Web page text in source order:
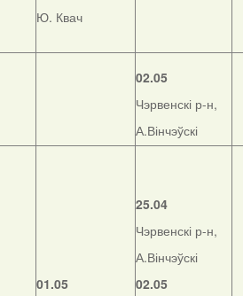
Ю. Квач
02.05
Чэрвенскі р-н,
А.Вінчэўскі
01.05
25.04
Чэрвенскі р-н,
А.Вінчэўскі
02.05